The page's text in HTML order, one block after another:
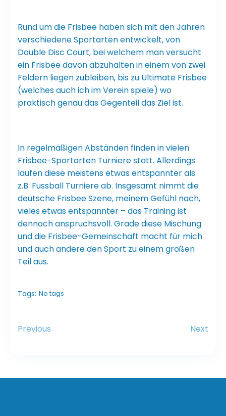
Rund um die Frisbee haben sich mit den Jahren
verschiedene Sportarten entwickelt, von
Double Disc Court, bei welchem man versucht
ein Frisbee davon abzuhalten in einem von zwei
Feldern liegen zubleiben, bis zu Ultimate Frisbee
(welches auch ich im Verein spiele) wo
praktisch genau das Gegenteil das Ziel ist.
In regelmäßigen Abständen finden in vielen
Frisbee-Sportarten Turniere statt. Allerdings
laufen diese meistens etwas entspannter als
z.B. Fussball Turniere ab. Insgesamt nimmt die
deutsche Frisbee Szene, meinem Gefühl nach,
vieles etwas entspannter – das Training ist
dennoch anspruchsvoll. Grade diese Mischung
und die Frisbee-Gemeinschaft macht für mich
und auch andere den Sport zu einem großen
Teil aus.
Tags: No tags
Previous Next